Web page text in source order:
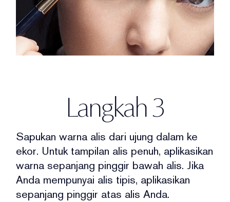
Langkah 3
Sapukan warna alis dari ujung dalam ke
ekor. Untuk tampilan alis penuh, aplikasikan
warna sepanjang pinggir bawah alis. Jika
Anda mempunyai alis tipis, aplikasikan
sepanjang pinggir atas alis Anda.